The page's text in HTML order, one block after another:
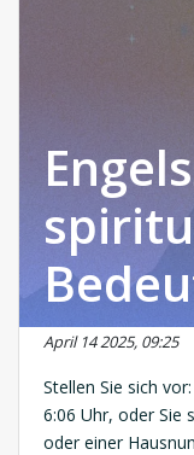
April 14 2025, 09:25
Stellen Sie sich
6:06 Uhr, oder Sie
oder einer